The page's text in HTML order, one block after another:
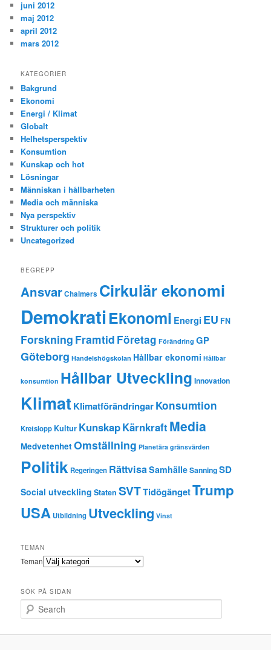
juni 2012
maj 2012
april 2012
mars 2012
KATEGORIER
Bakgrund
Ekonomi
Energi / Klimat
Globalt
Helhetsperspektiv
Konsumtion
Kunskap och hot
Lösningar
Människan i hållbarheten
Media och människa
Nya perspektiv
Strukturer och politik
Uncategorized
BEGREPP
AnsvarChalmers Cirkulär ekonomi
DemokratiEkonomi Energi EU FN
Forskning Framtid Företag Förändring GP
Göteborg Handelshögskolan Hållbar ekonomi Hållbar
konsumtion Hållbar Utveckling Innovation
KlimatKlimatförändringarKonsumtion
Kretslopp Kultur KunskapKärnkraft Media
MedvetenhetOmställning Planetära gränsvärden
Politik Regeringen RättvisaSamhälleSanningSD
Social utveckling Staten SVTTidögängetTrump
USAUtbildning Utveckling Vinst
TEMAN
Teman
SÖK PÅ SIDAN
Search